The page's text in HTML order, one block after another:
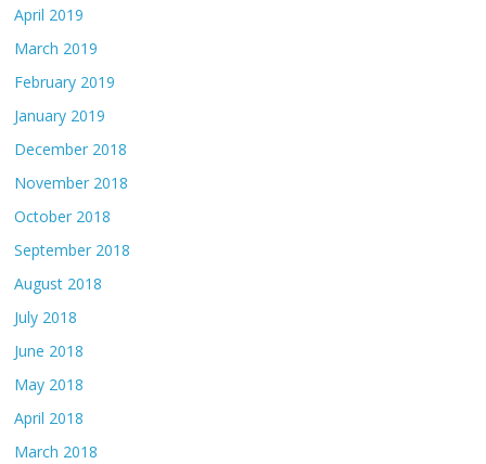
April 2019
March 2019
February 2019
January 2019
December 2018
November 2018
October 2018
September 2018
August 2018
July 2018
June 2018
May 2018
April 2018
March 2018